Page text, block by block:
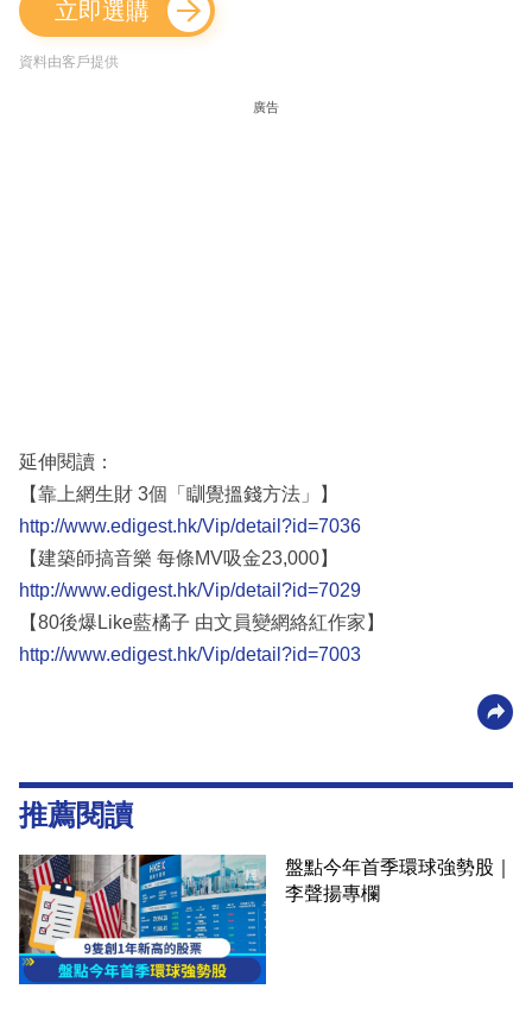
立即選購
資料由客戶提供
廣告
延伸閱讀：
【靠上網生財 3個「瞓覺搵錢方法」】
http://www.edigest.hk/Vip/detail?id=7036
【建築師搞音樂 每條MV吸金23,000】
http://www.edigest.hk/Vip/detail?id=7029
【80後爆Like藍橘子 由文員變網絡紅作家】
http://www.edigest.hk/Vip/detail?id=7003
推薦閱讀
盤點今年首季環球強勢股｜
李聲揚專欄